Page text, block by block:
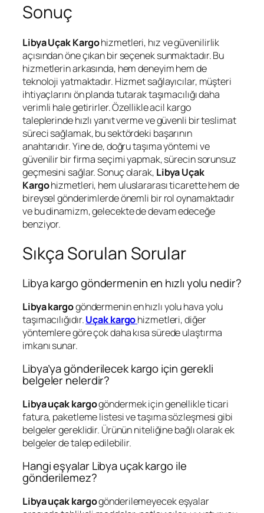
Sonuç
Libya Uçak Kargohizmetleri, hız ve güvenilirlik
açısından öne çıkan bir seçenek sunmaktadır. Bu
hizmetlerin arkasında, hem deneyim hem de
teknoloji yatmaktadır. Hizmet sağlayıcılar, müşteri
ihtiyaçlarını ön planda tutarak taşımacılığı daha
verimli hale getirirler. Özellikle acil kargo
taleplerinde hızlı yanıt verme ve güvenli bir teslimat
süreci sağlamak, bu sektördeki başarının
anahtarıdır. Yine de, doğru taşıma yöntemi ve
güvenilir bir firma seçimi yapmak, sürecin sorunsuz
geçmesini sağlar. Sonuç olarak, Libya Uçak
Kargohizmetleri, hem uluslararası ticarette hem de
bireysel gönderimlerde önemli bir rol oynamaktadır
ve bu dinamizm, gelecekte de devam edeceğe
benziyor.
Sıkça Sorulan Sorular
Libya kargo göndermenin en hızlı yolu nedir?
Libya kargogöndermenin en hızlı yolu hava yolu
taşımacılığıdır.Uçak kargohizmetleri, diğer
yöntemlere göre çok daha kısa sürede ulaştırma
imkanı sunar.
Libya’ya gönderilecek kargo için gerekli
belgeler nelerdir?
Libya uçak kargogöndermek için genellikle ticari
fatura, paketleme listesi ve taşıma sözleşmesi gibi
belgeler gereklidir. Ürünün niteliğine bağlı olarak ek
belgeler de talep edilebilir.
Hangi eşyalar Libya uçak kargo ile
gönderilemez?
Libya uçak kargogönderilemeyecek eşyalar